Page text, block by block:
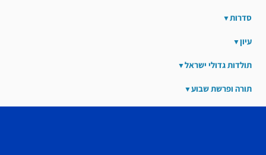
סדרות
עיון
תולדות גדולי ישראל
תורה ופרשת שבוע